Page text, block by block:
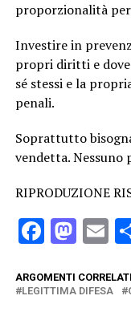
proporzionalità
Investire in
propri diritti e
sé stessi e la
penali.
Soprattutto
vendetta. Nessuno
RIPRODUZIONE
ARGOMENTI
LEGITTIMA DIFESA